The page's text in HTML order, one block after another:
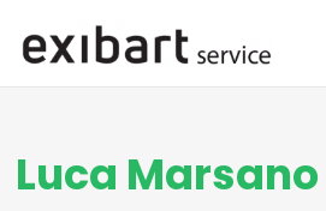
Luca Marsano